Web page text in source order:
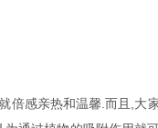
倍感亲热和温馨.而且,大